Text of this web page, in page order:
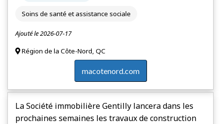
Soins de santé et assistance sociale
Ajouté le 2026-07-17
Région de la Côte-Nord, QC
macotenord.com
La Société immobilière Gentilly lancera dans les
prochaines semaines les travaux de construction